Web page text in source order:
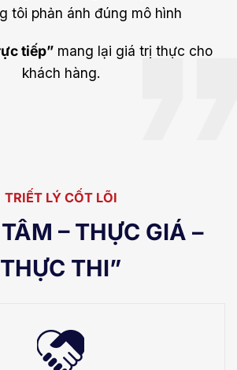
tôi phản ánh đúng mô hình
tiếp”mang lại giá trị thực cho
khách hàng.
TRIẾT LÝ CỐT LÕI
– THỰC GIÁ –
THỰC THI”